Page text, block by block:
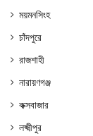
ময়মনসিংহ
চাঁদপুরে
রাজশাহী
নারায়ণগঞ্জ
কক্সবাজার
লক্ষ্মীপুর